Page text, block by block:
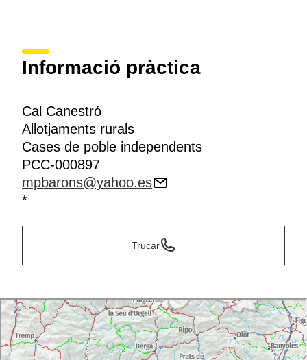
Informació pràctica
Cal Canestró
Allotjaments rurals
Cases de poble independents
PCC-000897
mpbarons@yahoo.es
*
Trucar